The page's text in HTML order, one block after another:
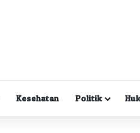
Kesehatan Politik